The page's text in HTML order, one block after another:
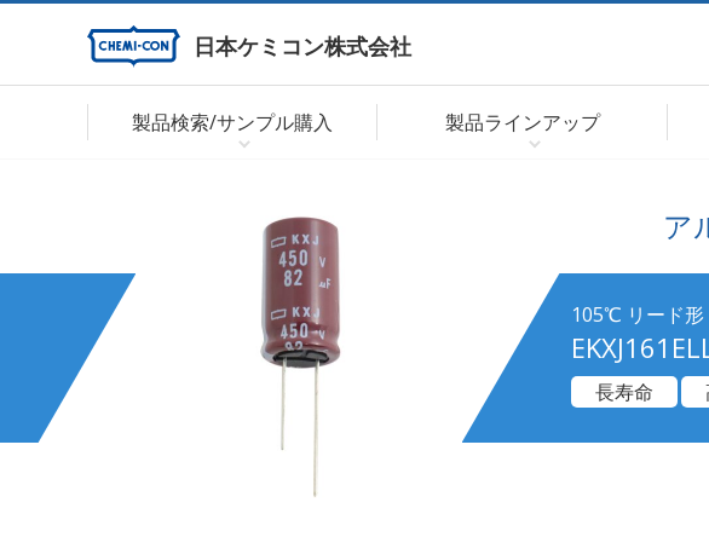
日本ケミコン株式会社
製品検索/サンプル購入 製品ラインアップ
ア
105℃ リード形
長寿命